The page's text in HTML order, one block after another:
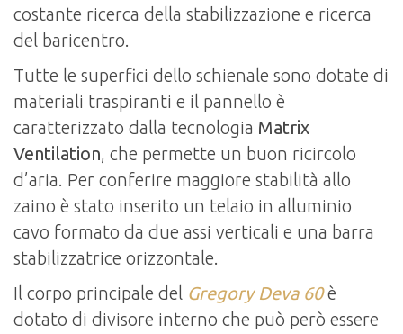
costante ricerca della stabilizzazione e ricerca
del baricentro.
Tutte le superfici dello schienale sono dotate di
materiali traspiranti e il pannello è
caratterizzato dalla tecnologia Matrix
Ventilation, che permette un buon ricircolo
d’aria. Per conferire maggiore stabilità allo
zaino è stato inserito un telaio in alluminio
cavo formato da due assi verticali e una barra
stabilizzatrice orizzontale.
Il corpo principale del Gregory Deva 60è
dotato di divisore interno che può però essere